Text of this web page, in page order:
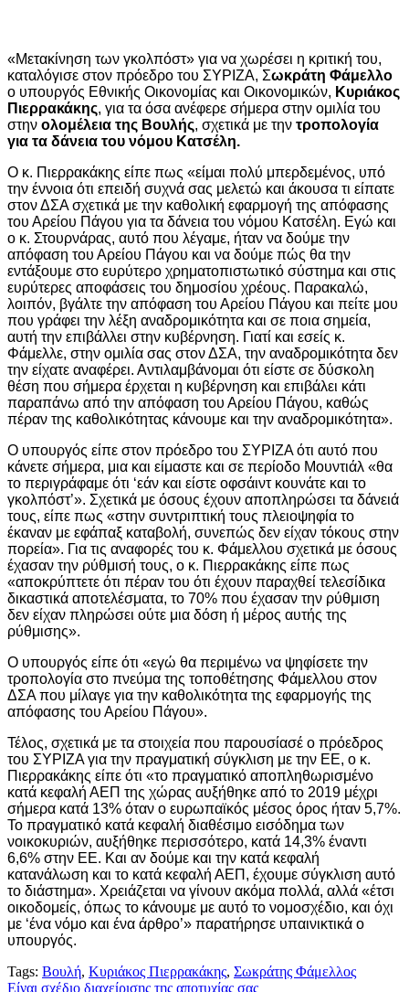
«Μετακίνηση των γκολπόστ» για να χωρέσει η κριτική του,
καταλόγισε στον πρόεδρο του ΣΥΡΙΖΑ, Σωκράτη Φάμελλο
ο υπουργός Εθνικής Οικονομίας και Οικονομικών, Κυριάκος
Πιερρακάκης, για τα όσα ανέφερε σήμερα στην ομιλία του
στην ολομέλεια της Βουλής, σχετικά με την τροπολογία
για τα δάνεια του νόμου Κατσέλη.
Ο κ. Πιερρακάκης είπε πως «είμαι πολύ μπερδεμένος, υπό
την έννοια ότι επειδή συχνά σας μελετώ και άκουσα τι είπατε
στον ΔΣΑ σχετικά με την καθολική εφαρμογή της απόφασης
του Αρείου Πάγου για τα δάνεια του νόμου Κατσέλη. Εγώ και
ο κ. Στουρνάρας, αυτό που λέγαμε, ήταν να δούμε την
απόφαση του Αρείου Πάγου και να δούμε πώς θα την
εντάξουμε στο ευρύτερο χρηματοπιστωτικό σύστημα και στις
ευρύτερες αποφάσεις του δημοσίου χρέους. Παρακαλώ,
λοιπόν, βγάλτε την απόφαση του Αρείου Πάγου και πείτε μου
που γράφει την λέξη αναδρομικότητα και σε ποια σημεία,
αυτή την επιβάλλει στην κυβέρνηση. Γιατί και εσείς κ.
Φάμελλε, στην ομιλία σας στον ΔΣΑ, την αναδρομικότητα δεν
την είχατε αναφέρει. Αντιλαμβάνομαι ότι είστε σε δύσκολη
θέση που σήμερα έρχεται η κυβέρνηση και επιβάλει κάτι
παραπάνω από την απόφαση του Αρείου Πάγου, καθώς
πέραν της καθολικότητας κάνουμε και την αναδρομικότητα».
Ο υπουργός είπε στον πρόεδρο του ΣΥΡΙΖΑ ότι αυτό που
κάνετε σήμερα, μια και είμαστε και σε περίοδο Μουντιάλ «θα
το περιγράφαμε ότι ‘εάν και είστε οφσάιντ κουνάτε και το
γκολπόστ’». Σχετικά με όσους έχουν αποπληρώσει τα δάνειά
τους, είπε πως «στην συντριπτική τους πλειοψηφία το
έκαναν με εφάπαξ καταβολή, συνεπώς δεν είχαν τόκους στην
πορεία». Για τις αναφορές του κ. Φάμελλου σχετικά με όσους
έχασαν την ρύθμισή τους, ο κ. Πιερρακάκης είπε πως
«αποκρύπτετε ότι πέραν του ότι έχουν παραχθεί τελεσίδικα
δικαστικά αποτελέσματα, το 70% που έχασαν την ρύθμιση
δεν είχαν πληρώσει ούτε μια δόση ή μέρος αυτής της
ρύθμισης».
Ο υπουργός είπε ότι «εγώ θα περιμένω να ψηφίσετε την
τροπολογία στο πνεύμα της τοποθέτησης Φάμελλου στον
ΔΣΑ που μίλαγε για την καθολικότητα της εφαρμογής της
απόφασης του Αρείου Πάγου».
Τέλος, σχετικά με τα στοιχεία που παρουσίασέ ο πρόεδρος
του ΣΥΡΙΖΑ για την πραγματική σύγκλιση με την ΕΕ, ο κ.
Πιερρακάκης είπε ότι «το πραγματικό αποπληθωρισμένο
κατά κεφαλή ΑΕΠ της χώρας αυξήθηκε από το 2019 μέχρι
σήμερα κατά 13% όταν ο ευρωπαϊκός μέσος όρος ήταν 5,7%.
Το πραγματικό κατά κεφαλή διαθέσιμο εισόδημα των
νοικοκυριών, αυξήθηκε περισσότερο, κατά 14,3% έναντι
6,6% στην ΕΕ. Και αν δούμε και την κατά κεφαλή
κατανάλωση και το κατά κεφαλή ΑΕΠ, έχουμε σύγκλιση αυτό
το διάστημα». Χρειάζεται να γίνουν ακόμα πολλά, αλλά «έτσι
οικοδομείς, όπως το κάνουμε με αυτό το νομοσχέδιο, και όχι
με ‘ένα νόμο και ένα άρθρο’» παρατήρησε υπαινικτικά ο
υπουργός.
Tags: Βουλή, Κυριάκος Πιερρακάκης, Σωκράτης Φάμελλος
Είναι σχέδιο διαχείρισης της αποτυχίας σας